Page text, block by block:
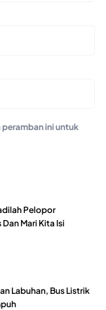
ini untuk
Pelopor
Mari Kita Isi
Labuhan, Bus Listrik